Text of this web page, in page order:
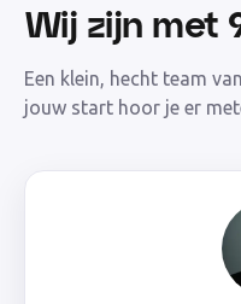
Wij zijn met
Een klein, hecht team
jouw start hoor je er